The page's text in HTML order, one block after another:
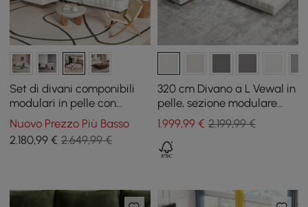
Set di divani componibili
modulari in pelle con
tavolino da caffè in
cemento
Nuovo Prezzo Più Basso
2.180,99 € 2.649,99 €
320 cm Divano a L Vewal in
pelle, sezione modulare
con chaise longue e pouf
1.999,99€ 2.199,99 €